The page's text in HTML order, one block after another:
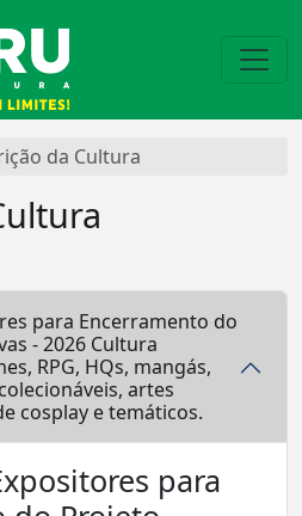
da Cultura
para Encerramento do
- 2026 Cultura
RPG, HQs, mangás,
artes
cosplay e temáticos.
para